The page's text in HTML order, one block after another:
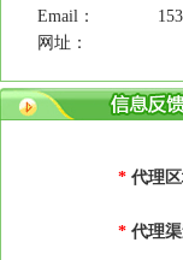
Email：
网址：
* 代理区
* 代理渠